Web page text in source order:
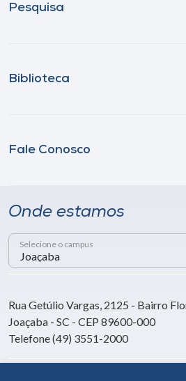
Pesquisa
Biblioteca
Fale Conosco
Onde estamos
Selecione o campus
Rua Getúlio Vargas, 2125 - Bairro
Joaçaba - SC - CEP 89600-000
Telefone (49) 3551-2000